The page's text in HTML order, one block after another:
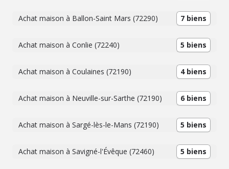
Achat maison à Ballon-Saint Mars (72290) 7 biens
Achat maison à Conlie (72240) 5 biens
Achat maison à Coulaines (72190) 4 biens
Achat maison à Neuville-sur-Sarthe (72190) 6 biens
Achat maison à Sargé-lès-le-Mans (72190) 5 biens
Achat maison à Savigné-l'Évêque (72460) 5 biens